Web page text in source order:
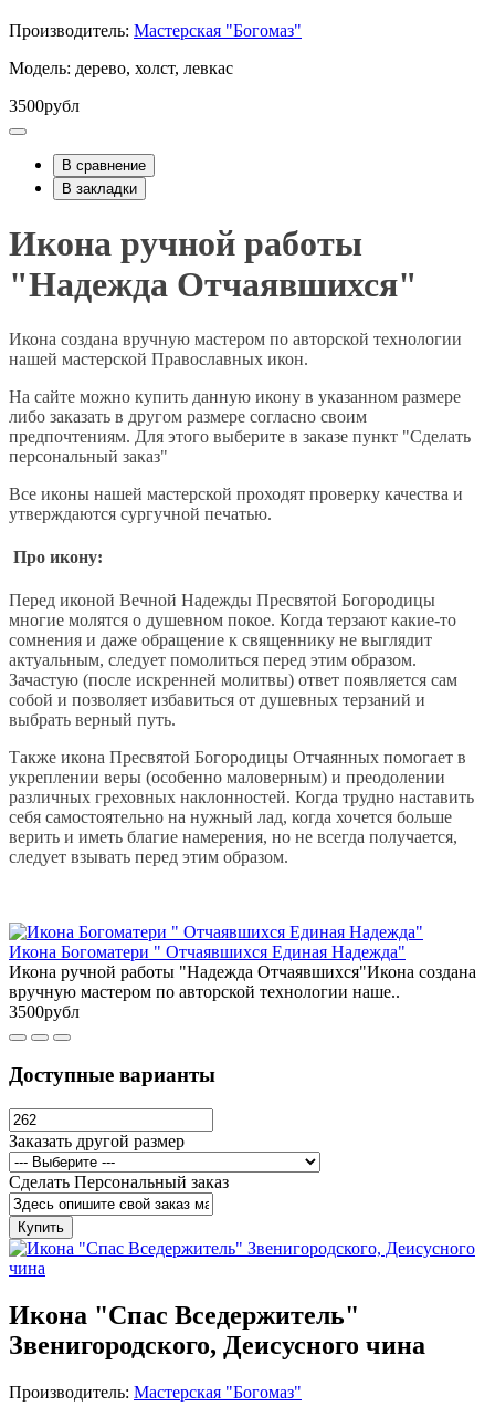
Производитель: Мастерская "Богомаз"
Модель: дерево, холст, левкас
3500рубл
В сравнение
В закладки
Икона ручной работы
"Надежда Отчаявшихся"
Икона создана вручную мастером по авторской технологии
нашей мастерской Православных икон.
На сайте можно купить данную икону в указанном размере
либо заказать в другом размере согласно своим
предпочтениям. Для этого выберите в заказе пункт "Сделать
персональный заказ"
Все иконы нашей мастерской проходят проверку качества и
утверждаются сургучной печатью.
Про икону:
Перед иконой Вечной Надежды Пресвятой Богородицы
многие молятся о душевном покое. Когда терзают какие-то
сомнения и даже обращение к священнику не выглядит
актуальным, следует помолиться перед этим образом.
Зачастую (после искренней молитвы) ответ появляется сам
собой и позволяет избавиться от душевных терзаний и
выбрать верный путь.
Также икона Пресвятой Богородицы Отчаянных помогает в
укреплении веры (особенно маловерным) и преодолении
различных греховных наклонностей. Когда трудно наставить
себя самостоятельно на нужный лад, когда хочется больше
верить и иметь благие намерения, но не всегда получается,
следует взывать перед этим образом.
Икона Богоматери " Отчаявшихся Единая Надежда"
Икона ручной работы "Надежда Отчаявшихся"Икона создана
вручную мастером по авторской технологии наше..
3500рубл
Доступные варианты
Заказать другой размер
Сделать Персональный заказ
Купить
Икона "Спас Вседержитель"
Звенигородского, Деисусного чина
Производитель: Мастерская "Богомаз"